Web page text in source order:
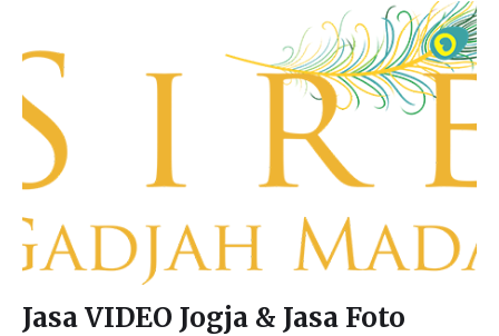
Jasa VIDEO Jogja & Jasa Foto